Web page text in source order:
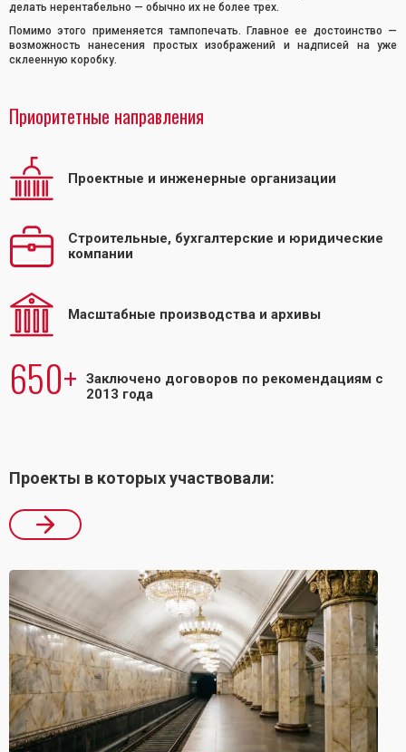
делать нерентабельно — обычно их не более трех.
Помимо этого применяется тампопечать. Главное ее достоинство —
возможность нанесения простых изображений и надписей на уже
склеенную коробку.
Приоритетные направления
Проектные и инженерные организации
Строительные, бухгалтерские и юридические
компании
Масштабные производства и архивы
650+
Заключено договоров по рекомендациям с
2013 года
Проекты в которых участвовали: